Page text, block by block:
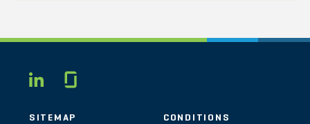
LINKEDIN
SITEMAP CONDITIONS